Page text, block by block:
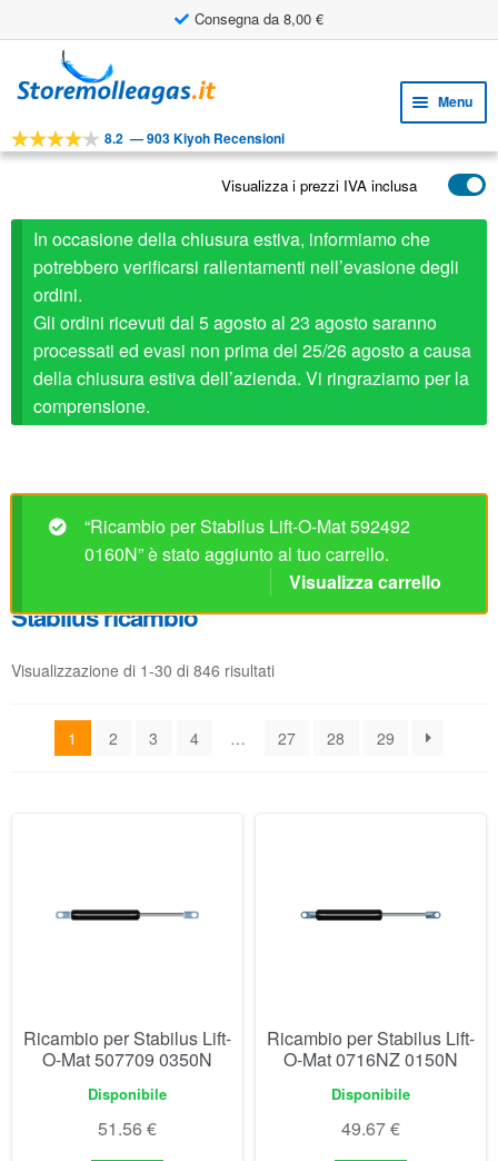
Consegna da 8,00 €
alla
al
Menu
STRUMENTI
il
menu
child
child
APPLICAZIONI
SERVIZIO CLIENTI
child
FAQ
8.2 —903 Kiyoh Recensioni
Visualizza i prezzi IVA inclusa
In occasione della chiusura estiva, informiamo che
potrebbero verificarsi rallentamenti nell’evasione degli
ordini.
Gli ordini ricevuti dal 5 agosto al 23 agosto saranno
processati ed evasi non prima del 25/26 agosto a causa
della chiusura estiva dell’azienda. Vi ringraziamo per la
comprensione.
“Ricambio per Stabilus Lift-O-Mat 592492
0160N” è stato aggiunto al tuo carrello.
Visualizza carrello
Stabilus ricambio
Visualizzazione di 1-30 di 846 risultati
1 2 3 4 … 27 28 29
Ricambio per Stabilus Lift-
O-Mat 507709 0350N
Disponibile
51.56 €
Ricambio per Stabilus Lift-
O-Mat 0716NZ 0150N
Disponibile
49.67€